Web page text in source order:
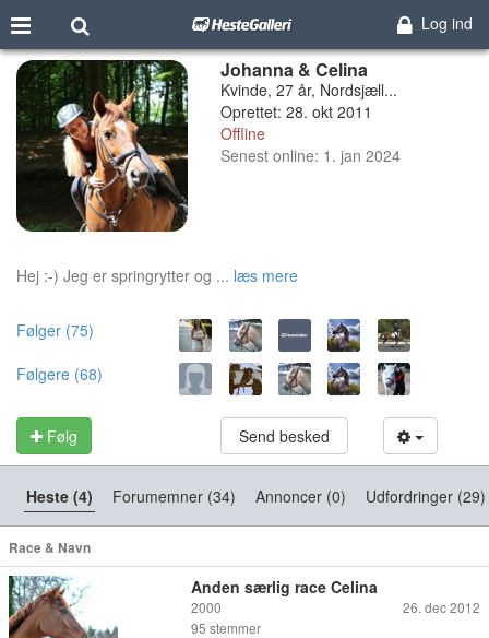
Log ind
Johanna & Celina
Kvinde, 27 år, Nordsjæll...
Oprettet: 28. okt 2011
Offline
Senest online: 1. jan 2024
Hej :-) Jeg er springrytter og ... læs mere
Følger (75)
Følgere (68)
Følg Send besked
Heste (4) Forumemner (34) Annoncer (0) Udfordringer (29)
Race & Navn
Anden særlig race Celina
2000
26. dec 2012
95 stemmer